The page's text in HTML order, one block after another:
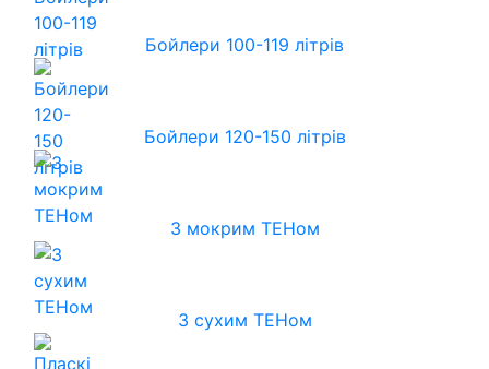
Бойлери 100-119 літрів
Бойлери 120-150 літрів
З мокрим ТЕНом
З сухим ТЕНом